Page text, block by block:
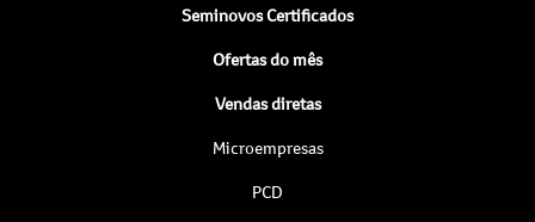
Seminovos Certificados
Ofertas do mês
Vendas diretas
Microempresas
PCD